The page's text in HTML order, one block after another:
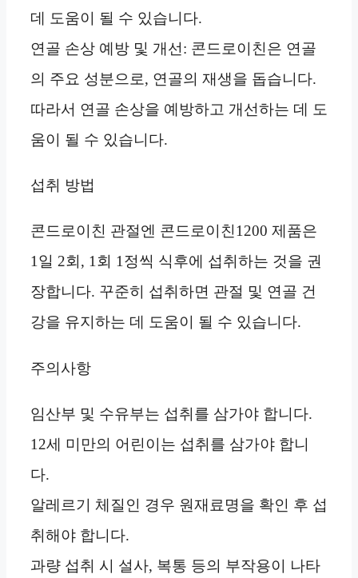
데 도움이 될 수 있습니다.
연골 손상 예방 및 개선: 콘드로이친은 연골
의 주요 성분으로, 연골의 재생을 돕습니다.
따라서 연골 손상을 예방하고 개선하는 데 도
움이 될 수 있습니다.
섭취 방법
콘드로이친 관절엔 콘드로이친1200 제품은
1일 2회, 1회 1정씩 식후에 섭취하는 것을 권
장합니다. 꾸준히 섭취하면 관절 및 연골 건
강을 유지하는 데 도움이 될 수 있습니다.
주의사항
임산부 및 수유부는 섭취를 삼가야 합니다.
12세 미만의 어린이는 섭취를 삼가야 합니
다.
알레르기 체질인 경우 원재료명을 확인 후 섭
취해야 합니다.
과량 섭취 시 설사, 복통 등의 부작용이 나타